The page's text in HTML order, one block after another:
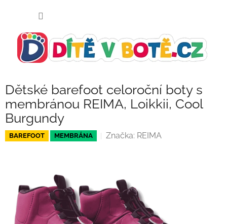
Dětské barefoot celoroční boty s
membránou REIMA, Loikkii, Cool
Burgundy
BAREFOOT MEMBRÁNA Značka: REIMA